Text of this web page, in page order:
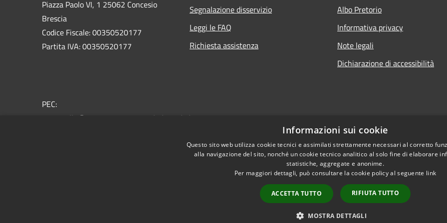
Piazza Paolo VI, 1 25062 Concesio
Brescia
Codice Fiscale: 00350520177
Partita IVA: 00350520177
PEC:
protocollo@pec.comune.concesio.brescia.it
Segnalazione disservizio
Leggi le FAQ
Richiesta assistenza
Albo Pretorio
Informativa privacy
Note legali
Dichiarazione di accessibilità
Copyright © 2021 •
Informazioni sui cookie
Questo sito web utilizza cookie tecnici e assimilati strettamente necessari al corretto
alla navigazione del sito, nonché un cookie tecnico analitico al solo fine di elaborare
statistiche, aggregate e anonime.
Per maggiori dettagli, può consultare la cookie policy al seguente link
ACCETTA TUTTO RIFIUTA TUTTO
MOSTRA DETTAGLI